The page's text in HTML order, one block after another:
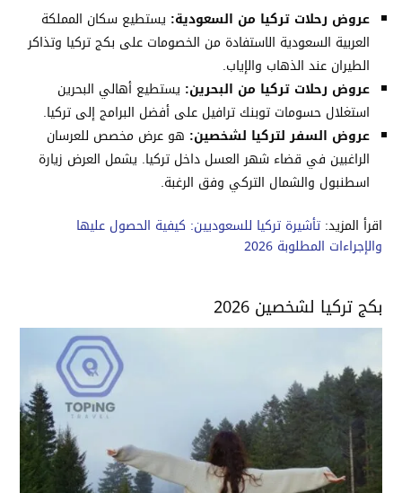
عروض رحلات تركيا من السعودية: يستطيع سكان المملكة
العربية السعودية الاستفادة من الخصومات على بكج تركيا وتذاكر
الطيران عند الذهاب والإياب.
عروض رحلات تركيا من البحرين: يستطيع أهالي البحرين
استغلال حسومات توبنك ترافيل على أفضل البرامج إلى تركيا.
عروض السفر لتركيا لشخصين: هو عرض مخصص للعرسان
الراغبين في قضاء شهر العسل داخل تركيا. يشمل العرض زيارة
اسطنبول والشمال التركي وفق الرغبة.
اقرأ المزيد: تأشيرة تركيا للسعوديين: كيفية الحصول عليها
والإجراءات المطلوبة 2026
بكج تركيا لشخصين 2026